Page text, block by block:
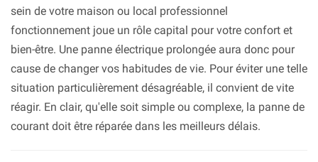
sein de votre maison ou local professionnel
fonctionnement joue un rôle capital pour votre confort et
bien-être. Une panne électrique prolongée aura donc pour
cause de changer vos habitudes de vie. Pour éviter une telle
situation particulièrement désagréable, il convient de vite
réagir. En clair, qu'elle soit simple ou complexe, la panne de
courant doit être réparée dans les meilleurs délais.